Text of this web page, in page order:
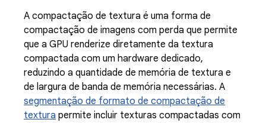
A compactação de textura é uma forma de
compactação de imagens com perda que permite
que a GPU renderize diretamente da textura
compactada com um hardware dedicado,
reduzindo a quantidade de memória de textura e
de largura de banda de memória necessárias. A
segmentação de formato de compactação de
textura permite incluir texturas compactadas com